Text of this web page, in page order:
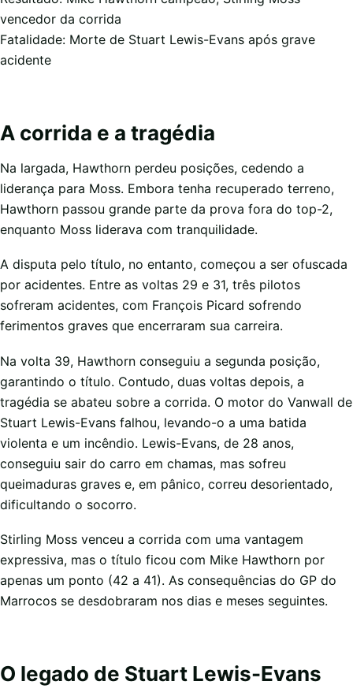
vencedor da corrida
Fatalidade: Morte de Stuart Lewis-Evans após grave
acidente
A corrida e a tragédia
Na largada, Hawthorn perdeu posições, cedendo a
liderança para Moss. Embora tenha recuperado terreno,
Hawthorn passou grande parte da prova fora do top-2,
enquanto Moss liderava com tranquilidade.
A disputa pelo título, no entanto, começou a ser ofuscada
por acidentes. Entre as voltas 29 e 31, três pilotos
sofreram acidentes, com François Picard sofrendo
ferimentos graves que encerraram sua carreira.
Na volta 39, Hawthorn conseguiu a segunda posição,
garantindo o título. Contudo, duas voltas depois, a
tragédia se abateu sobre a corrida. O motor do Vanwall de
Stuart Lewis-Evans falhou, levando-o a uma batida
violenta e um incêndio. Lewis-Evans, de 28 anos,
conseguiu sair do carro em chamas, mas sofreu
queimaduras graves e, em pânico, correu desorientado,
dificultando o socorro.
Stirling Moss venceu a corrida com uma vantagem
expressiva, mas o título ficou com Mike Hawthorn por
apenas um ponto (42 a 41). As consequências do GP do
Marrocos se desdobraram nos dias e meses seguintes.
O legado de Stuart Lewis-Evans